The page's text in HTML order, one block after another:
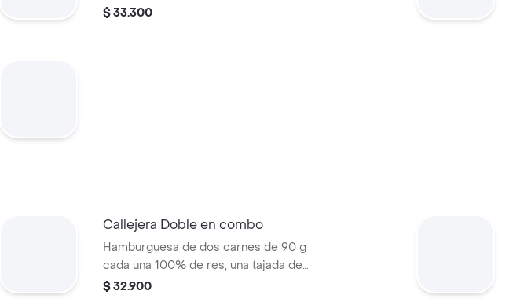
picada, papa callejera, cebolla picada,
$ 33.300
Callejera Doble en combo
Hamburguesa de dos carnes de 90 g
cada una 100% de res, una tajada de
queso tipo mozzarella, papas callejera,
$ 32.900